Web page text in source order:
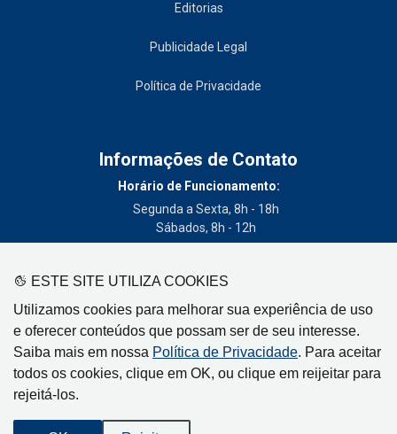
ESTE SITE UTILIZA COOKIES
Utilizamos cookies para melhorar sua experiência de uso
e oferecer conteúdos que possam ser de seu interesse.
Saiba mais em nossa Política de Privacidade. Para aceitar
todos os cookies, clique em OK, ou clique em reijeitar para
rejeitá-los.
Editorias
Publicidade Legal
Política de Privacidade
Informações de Contato
Horário de Funcionamento:
Segunda a Sexta, 8h - 18h
Sábados, 8h - 12h
(19) 3404-3700
Circulação:
Limeira - SP, Artur Nogueira - SP, Cordeirópolis - SP,
Engenheiro Coelho - SP, Iracemápolis - SP